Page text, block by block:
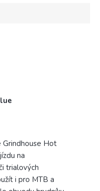
Grindhouse Hot
na
trialových
i pro MTB a